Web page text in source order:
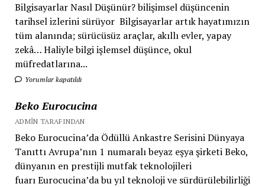
Bilgisayarlar Nasıl Düşünür? bilişimsel düşüncenin
tarihsel izlerini sürüyor Bilgisayarlar artık hayatımızın
tüm alanında; sürücüsüz araçlar, akıllı evler, yapay
zekâ… Haliyle bilgi işlemsel düşünce, okul
müfredatlarına...
Yorumlar kapatıldı
Beko Eurocucina
ADMIN TARAFINDAN
Beko Eurocucina’da Ödüllü Ankastre Serisini Dünyaya
Tanıttı Avrupa’nın 1 numaralı beyaz eşya şirketi Beko,
dünyanın en prestijli mutfak teknolojileri
fuarı Eurocucina’da bu yıl teknoloji ve sürdürülebilirliği